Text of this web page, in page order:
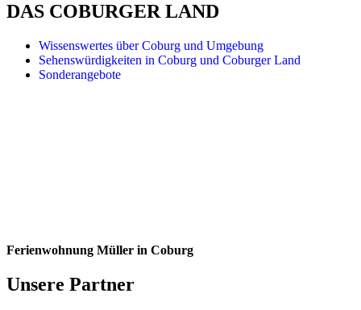
DAS COBURGER LAND
Wissenswertes über Coburg und Umgebung
Sehenswürdigkeiten in Coburg und Coburger Land
Sonderangebote
Ferienwohnung Müller in Coburg
Unsere Partner